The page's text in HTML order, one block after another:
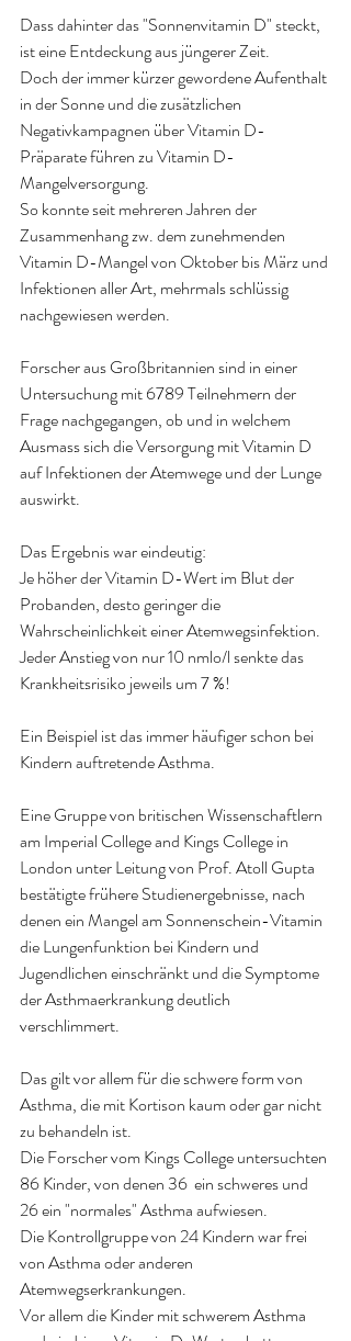
Dass dahinter das "Sonnenvitamin D" steckt,
ist eine Entdeckung aus jüngerer Zeit.
Doch der immer kürzer gewordene Aufenthalt
in der Sonne und die zusätzlichen
Negativkampagnen über Vitamin D-
Präparate führen zu Vitamin D-
Mangelversorgung.
So konnte seit mehreren Jahren der
Zusammenhang zw. dem zunehmenden
Vitamin D-Mangel von Oktober bis März und
Infektionen aller Art, mehrmals schlüssig
nachgewiesen werden.
Forscher aus Großbritannien sind in einer
Untersuchung mit 6789 Teilnehmern der
Frage nachgegangen, ob und in welchem
Ausmass sich die Versorgung mit Vitamin D
auf Infektionen der Atemwege und der Lunge
auswirkt.
Das Ergebnis war eindeutig:
Je höher der Vitamin D-Wert im Blut der
Probanden, desto geringer die
Wahrscheinlichkeit einer Atemwegsinfektion.
Jeder Anstieg von nur 10 nmlo/l senkte das
Krankheitsrisiko jeweils um 7 %!
Ein Beispiel ist das immer häufiger schon bei
Kindern auftretende Asthma.
Eine Gruppe von britischen Wissenschaftlern
am Imperial College and Kings College in
London unter Leitung von Prof. Atoll Gupta
bestätigte frühere Studienergebnisse, nach
denen ein Mangel am Sonnenschein-Vitamin
die Lungenfunktion bei Kindern und
Jugendlichen einschränkt und die Symptome
der Asthmaerkrankung deutlich
verschlimmert.
Das gilt vor allem für die schwere form von
Asthma, die mit Kortison kaum oder gar nicht
zu behandeln ist.
Die Forscher vom Kings College untersuchten
86 Kinder, von denen 36  ein schweres und
26 ein "normales" Asthma aufwiesen.
Die Kontrollgruppe von 24 Kindern war frei
von Asthma oder anderen
Atemwegserkrankungen.
Vor allem die Kinder mit schwerem Asthma